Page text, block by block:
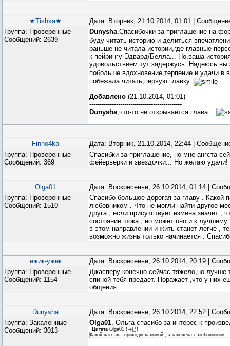
★Tishka★
Дата: Вторник, 21.10.2014, 01:01 |
Группа: Проверенные
Сообщений: 2639
Dunysha,Спасибочки за приглашение на
буду читать историю и делиться
раньше не читала истории,где главные
к пейрингу Эдвард/Белла... Но,ваша
удовольствием тут задержусь. Надеюсь вы
побольше вдохновение,терпение и удачи в
побежала читать,первую главку.
Добавлено (21.10.2014, 01:01)
---------------------------------------------
Dunysha ,что-то не открывается глава...
Finno4ka
Дата: Вторник, 21.10.2014, 22:44 |
Группа: Проверенные
Сообщений: 369
Спасибки за приглашение, но мне ангста
фейерверки и звёздочки... Но желаю
Olga01
Дата: Воскресенье, 26.10.2014, 01:14 |
Группа: Проверенные
Сообщений: 1510
Спасибо большое дорогая за главу .
любовником . Что не могли найти другое
друга , если присутствует измена значит ,
состоянии шока , но может оно и к
в этом направлении и жить станет легче ,
возможно жизнь только начинается .
ёжик-ужик
Дата: Воскресенье, 26.10.2014, 20:19 |
Группа: Проверенные
Сообщений: 1154
Джасперу конечно сейчас тяжело,но лучше
спиной тебя предает. Поражает ,что у них
общения.
Dunysha
Дата: Воскресенье, 26.10.2014, 22:52 |
Группа: Закаленные
Сообщений: 3013
Olga01, Ольга спасибо за интерес к
Цитата Olga01 (
)
Какой пассаж , приходишь домой , а там жена с любовником